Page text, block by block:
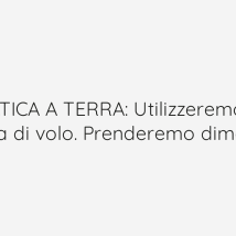
A TERRA:
di volo. Prenderemo